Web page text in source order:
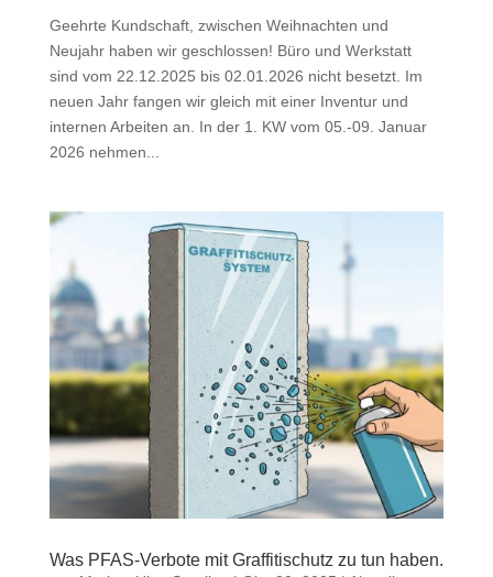
Geehrte Kundschaft, zwischen Weihnachten und
Neujahr haben wir geschlossen! Büro und Werkstatt
sind vom 22.12.2025 bis 02.01.2026 nicht besetzt. Im
neuen Jahr fangen wir gleich mit einer Inventur und
internen Arbeiten an. In der 1. KW vom 05.-09. Januar
2026 nehmen...
Was PFAS-Verbote mit Graffitischutz zu tun haben.